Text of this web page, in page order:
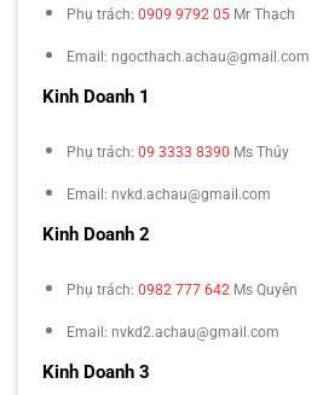
Phụ trách: 0909 9792 05 Mr Thạch
Email: ngocthach.achau@gmail.com
Kinh Doanh 1
Phụ trách: 09 3333 8390 Ms Thúy
Email: nvkd.achau@gmail.com
Kinh Doanh 2
Phụ trách: 0982 777 642 Ms Quyên
Email: nvkd2.achau@gmail.com
Kinh Doanh 3